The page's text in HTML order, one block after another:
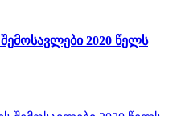
2020 წელს